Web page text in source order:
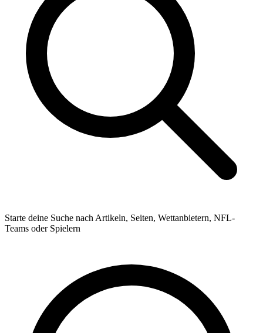
Starte deine Suche nach Artikeln, Seiten, Wettanbietern, NFL-
Teams oder Spielern